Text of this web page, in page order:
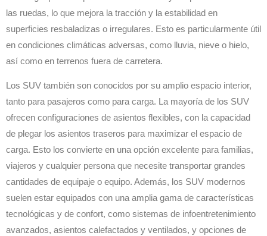
las ruedas, lo que mejora la tracción y la estabilidad en
superficies resbaladizas o irregulares. Esto es particularmente útil
en condiciones climáticas adversas, como lluvia, nieve o hielo,
así como en terrenos fuera de carretera.
Los SUV también son conocidos por su amplio espacio interior,
tanto para pasajeros como para carga. La mayoría de los SUV
ofrecen configuraciones de asientos flexibles, con la capacidad
de plegar los asientos traseros para maximizar el espacio de
carga. Esto los convierte en una opción excelente para familias,
viajeros y cualquier persona que necesite transportar grandes
cantidades de equipaje o equipo. Además, los SUV modernos
suelen estar equipados con una amplia gama de características
tecnológicas y de confort, como sistemas de infoentretenimiento
avanzados, asientos calefactados y ventilados, y opciones de